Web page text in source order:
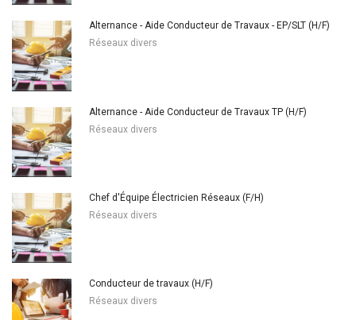
Alternance - Aide Conducteur de Travaux - EP/SLT (H/F)
Réseaux divers
Alternance - Aide Conducteur de Travaux TP (H/F)
Réseaux divers
Chef d'Équipe Électricien Réseaux (F/H)
Réseaux divers
Conducteur de travaux (H/F)
Réseaux divers